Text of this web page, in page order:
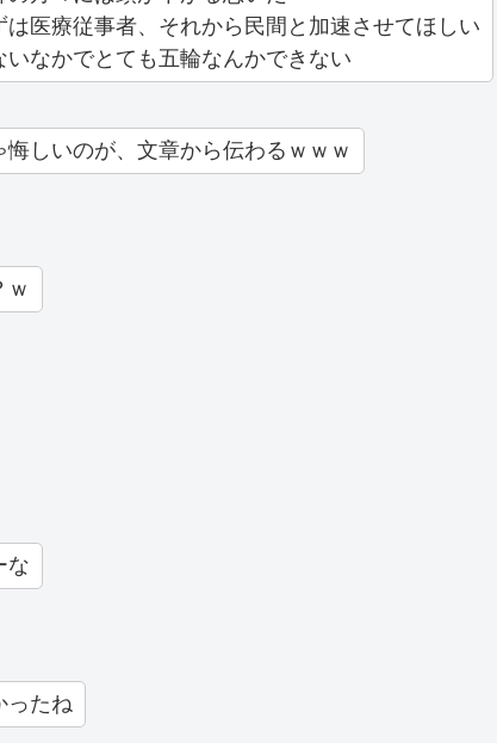
は医療従事者、それから民間と加速させてほしい
なかでとても五輪なんかできない
しいのが、文章から伝わるｗｗｗ
ｗ
な
たね